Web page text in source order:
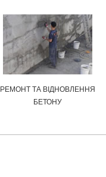
РЕМОНТ ТА ВІДНОВЛЕННЯ
БЕТОНУ